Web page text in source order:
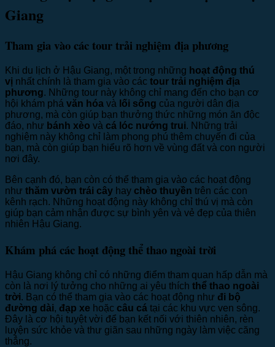
Giang
Tham gia vào các tour trải nghiệm địa phương
Khi du lịch ở Hậu Giang, một trong những hoạt động thú
vị nhất chính là tham gia vào các tour trải nghiệm địa
phương. Những tour này không chỉ mang đến cho bạn cơ
hội khám phá văn hóa và lối sống của người dân địa
phương, mà còn giúp bạn thưởng thức những món ăn độc
đáo, như bánh xèo và cá lóc nướng trui. Những trải
nghiệm này không chỉ làm phong phú thêm chuyến đi của
bạn, mà còn giúp bạn hiểu rõ hơn về vùng đất và con người
nơi đây.
Bên cạnh đó, bạn còn có thể tham gia vào các hoạt động
như thăm vườn trái cây hay chèo thuyền trên các con
kênh rạch. Những hoạt động này không chỉ thú vị mà còn
giúp bạn cảm nhận được sự bình yên và vẻ đẹp của thiên
nhiên Hậu Giang.
Khám phá các hoạt động thể thao ngoài trời
Hậu Giang không chỉ có những điểm tham quan hấp dẫn mà
còn là nơi lý tưởng cho những ai yêu thích thể thao ngoài
trời. Bạn có thể tham gia vào các hoạt động như đi bộ
đường dài, đạp xe hoặc câu cá tại các khu vực ven sông.
Đây là cơ hội tuyệt vời để bạn kết nối với thiên nhiên, rèn
luyện sức khỏe và thư giãn sau những ngày làm việc căng
thẳng.